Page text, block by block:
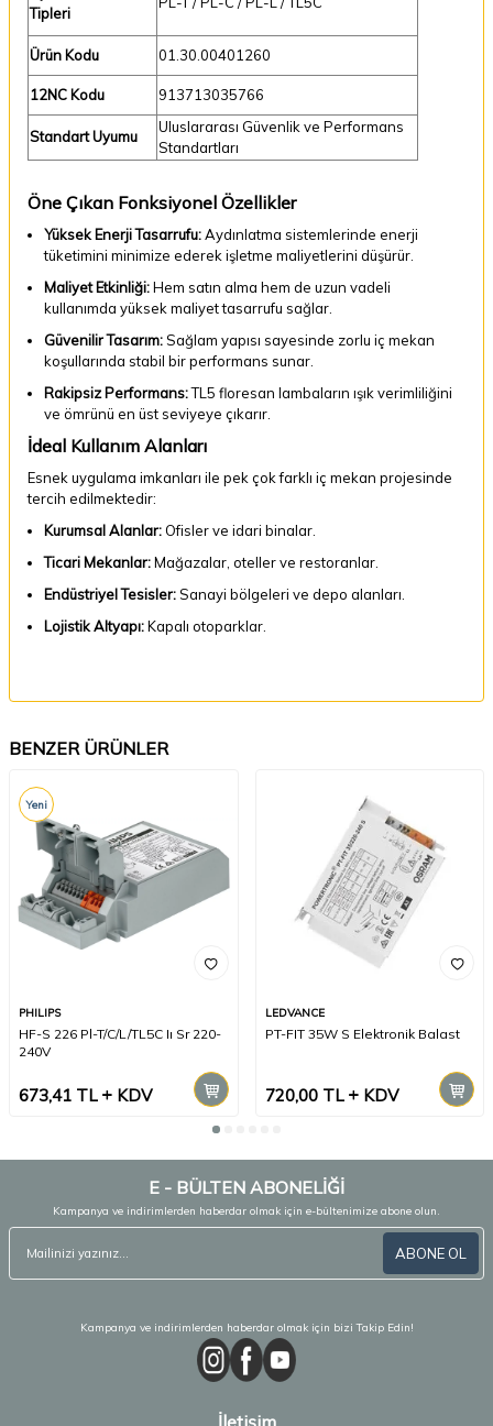
Tipleri
Ürün Kodu 01.30.00401260
12NC Kodu 913713035766
Standart Uyumu
Uluslararası Güvenlik ve Performans
Standartları
Öne Çıkan Fonksiyonel Özellikler
Yüksek Enerji Tasarrufu:Aydınlatma sistemlerinde enerji
tüketimini minimize ederek işletme maliyetlerini düşürür.
Maliyet Etkinliği:Hem satın alma hem de uzun vadeli
kullanımda yüksek maliyet tasarrufu sağlar.
Güvenilir Tasarım:Sağlam yapısı sayesinde zorlu iç mekan
koşullarında stabil bir performans sunar.
Rakipsiz Performans:TL5 floresan lambaların ışık verimliliğini
ve ömrünü en üst seviyeye çıkarır.
İdeal Kullanım Alanları
Esnek uygulama imkanları ile pek çok farklı iç mekan projesinde
tercih edilmektedir:
Kurumsal Alanlar: Ofisler ve idari binalar.
Ticari Mekanlar:Mağazalar, oteller ve restoranlar.
Endüstriyel Tesisler:Sanayi bölgeleri ve depo alanları.
Lojistik Altyapı:Kapalı otoparklar.
BENZER ÜRÜNLER
Yeni
PHILIPS
HF-S 226 Pl-T/C/L/TL5C Iı Sr 220-
240V
673,41 TL KDV
LEDVANCE
PT-FIT 35W S Elektronik Balast
720,00TL KDV
E - BÜLTEN ABONELİĞİ
Kampanya ve indirimlerden haberdar olmak için e-bültenimize abone olun.
ABONE OL
Kampanya ve indirimlerden haberdar olmak için bizi Takip Edin!
İletişim